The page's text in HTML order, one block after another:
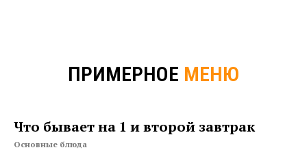
ПРИМЕРНОЕ МЕНЮ
Что бывает на 1 и второй завтрак
Основные блюда